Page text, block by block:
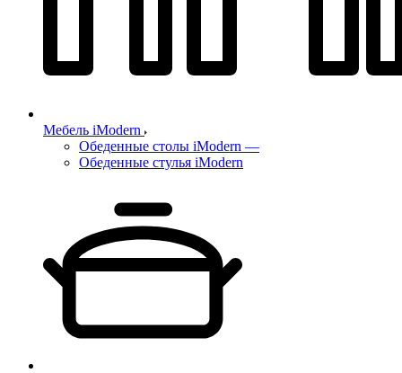
Мебель iModern
Обеденные столы iModern —
Обеденные стулья iModern